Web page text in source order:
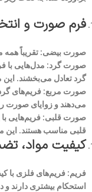
فرم صورت و
صورت بیضی: تقریباً همه
صورت گرد: مدل‌هایی با
گرد تعادل می‌بخشند.
صورت مربع: فریم‌های
می‌دهند و زوایای صورت
صورت قلبی: فریم‌هایی با
قلبی مناسب هستند. این
کیفیت مواد،
فریم: فریم‌های فلزی با
استحکام بیشتری دارند